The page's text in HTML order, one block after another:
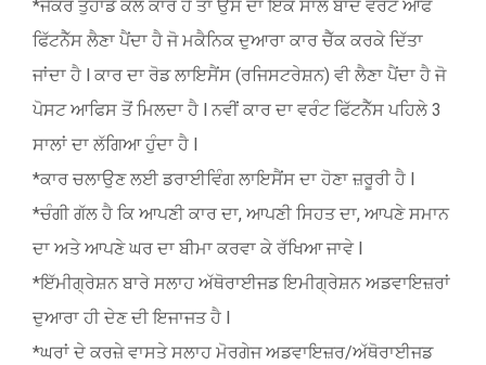
*ਜੇਕਰ ਤੁਹਾਡੇ ਕੋਲ ਕਾਰ ਹੈ ਤਾਂ ਉਸ ਦਾ ਇੱਕ ਸਾਲ ਬਾਦ ਵਰੰਟ ਆਫ
ਫਿੱਟਨੈੱਸ ਲੈਣਾ ਪੈਂਦਾ ਹੈ ਜੋ ਮਕੈਨਿਕ ਦੁਆਰਾ ਕਾਰ ਚੈੱਕ ਕਰਕੇ ਦਿੱਤਾ
ਜਾਂਦਾ ਹੈ l ਕਾਰ ਦਾ ਰੋਡ ਲਾਇਸੈਂਸ (ਰਜਿਸਟਰੇਸ਼ਨ) ਵੀ ਲੈਣਾ ਪੈਂਦਾ ਹੈ ਜੋ
ਪੋਸਟ ਆਫਿਸ ਤੋਂ ਮਿਲਦਾ ਹੈ l ਨਵੀਂ ਕਾਰ ਦਾ ਵਰੰਟ ਫਿੱਟਨੈੱਸ ਪਹਿਲੇ 3
ਸਾਲਾਂ ਦਾ ਲੱਗਿਆ ਹੁੰਦਾ ਹੈ l
*ਕਾਰ ਚਲਾਉਣ ਲਈ ਡਰਾਈਵਿੰਗ ਲਾਇਸੈਂਸ ਦਾ ਹੋਣਾ ਜ਼ਰੂਰੀ ਹੈ l
*ਚੰਗੀ ਗੱਲ ਹੈ ਕਿ ਆਪਣੀ ਕਾਰ ਦਾ, ਆਪਣੀ ਸਿਹਤ ਦਾ, ਆਪਣੇ ਸਮਾਨ
ਦਾ ਅਤੇ ਆਪਣੇ ਘਰ ਦਾ ਬੀਮਾ ਕਰਵਾ ਕੇ ਰੱਖਿਆ ਜਾਵੇ l
*ਇੱਮੀਗ੍ਰੇਸ਼ਨ ਬਾਰੇ ਸਲਾਹ ਅੱਥੋਰਾਈਜਡ ਇਮੀਗ੍ਰੇਸ਼ਨ ਅਡਵਾਇਜ਼ਰਾਂ
ਦੁਆਰਾ ਹੀ ਦੇਣ ਦੀ ਇਜਾਜਤ ਹੈ l
*ਘਰਾਂ ਦੇ ਕਰਜ਼ੇ ਵਾਸਤੇ ਸਲਾਹ ਮੋਰਗੇਜ ਅਡਵਾਇਜ਼ਰ/ਅੱਥੋਰਾਈਜਡ